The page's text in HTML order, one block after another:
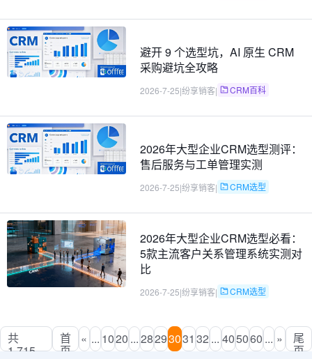
避开 9 个选型坑，AI 原生 CRM
采购避坑全攻略
2026-7-25|纷享销客| CRM百科
2026年大型企业CRM选型测评：
售后服务与工单管理实测
2026-7-25|纷享销客| CRM选型
2026年大型企业CRM选型必看：
5款主流客户关系管理系统实测对
比
2026-7-25|纷享销客| CRM选型
共
1,715
首
页
« ... 1020 ...28293031 32 ... 405060 ... » 尾
页